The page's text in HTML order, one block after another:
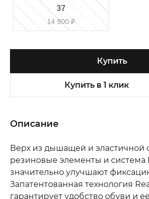
37
14 900 ₽
Купить
Купить в 1 клик
Описание
Верх из дышащей и эластичной
резиновые элементы и система
значительно улучшают
Запатентованная технология
гарантирует удобство обуви и